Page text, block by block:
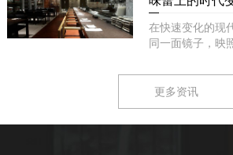
在快速变化的现
同一面镜子，映
更多资讯